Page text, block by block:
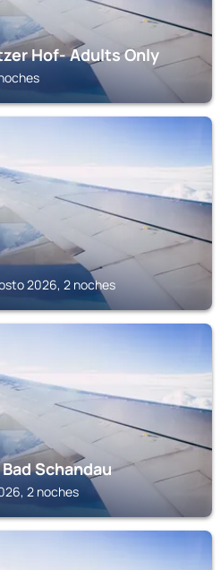
Hof- Adults Only
2026, 2 noches
Schandau
2 noches